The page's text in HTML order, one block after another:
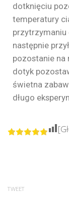
dotknięciu
temperatury
przytrzymaniu
następnie
pozostanie na
dotyk
świetna
długo
TWEET